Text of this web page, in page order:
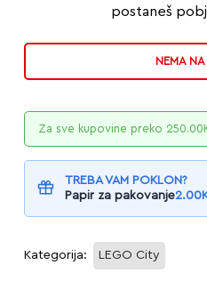
postaneš
NEMA
Za sve kupovine preko 250.00
TREBA VAM POKLON?
Papir za pakovanje2.00
Kategorija: LEGO City